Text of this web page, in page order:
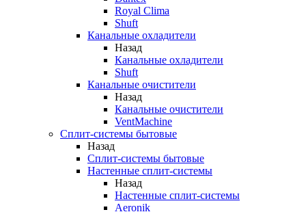
Royal Clima
Shuft
Канальные охладители
Назад
Канальные охладители
Shuft
Канальные очистители
Назад
Канальные очистители
VentMachine
Сплит-системы бытовые
Назад
Сплит-системы бытовые
Настенные сплит-системы
Назад
Настенные сплит-системы
Aeronik